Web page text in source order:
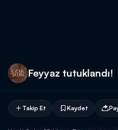
Feyyaz tutuklandı!
Takip Et Kaydet